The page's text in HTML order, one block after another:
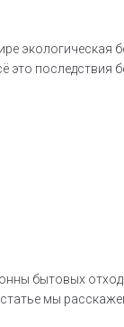
экологическая
бытовых
мы